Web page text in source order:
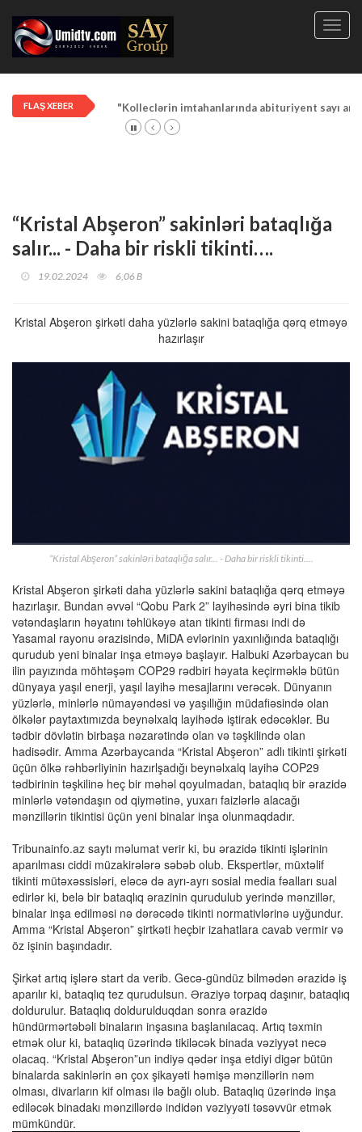
FLAŞ XEBER "Kolleclərin imtahanlarında abituriyent sayı
“Kristal Abşeron” sakinləri bataqlığa
salır... - Daha bir riskli tikinti….
19.02.2024 6,06 B
Kristal Abşeron şirkəti daha yüzlərlə sakini bataqlığa qərq etməyə
hazırlaşır
“Kristal Abşeron” sakinləri bataqlığa salır... - Daha bir riskli tikinti….
Kristal Abşeron şirkəti daha yüzlərlə sakini bataqlığa qərq etməyə
hazırlaşır. Bundan əvvəl “Qobu Park 2” layihəsində əyri bina tikib
vətəndaşların həyatını təhlükəyə atan tikinti firması indi də
Yasamal rayonu ərazisində, MiDA evlərinin yaxınlığında bataqlığı
qurudub yeni binalar inşa etməyə başlayır. Halbuki Azərbaycan bu
ilin payızında möhtəşəm COP29 rədbiri həyata keçirməklə bütün
dünyaya yaşıl enerji, yaşıl layihə mesajlarını verəcək. Dünyanın
yüzlərlə, minlərlə nümayəndəsi və yaşıllığın müdafiəsində olan
ölkələr paytaxtımızda beynəlxalq layihədə iştirak edəcəklər. Bu
tədbir dövlətin birbaşa nəzarətində olan və təşkilində olan
hadisədir. Amma Azərbaycanda “Kristal Abşeron” adlı tikinti şirkəti
üçün ölkə rəhbərliyinin hazırlşadığı beynəlxalq layihə COP29
tədbirinin təşkilinə heç bir məhəl qoyulmadan, bataqlıq bir ərazidə
minlərlə vətəndaşın od qiymətinə, yuxarı faizlərlə alacağı
mənzillərin tikintisi üçün yeni binalar inşa olunmaqdadır.
Tribunainfo.az saytı məlumat verir ki, bu ərazidə tikinti işlərinin
aparılması ciddi müzakirələrə səbəb olub. Ekspertlər, müxtəlif
tikinti mütəxəssisləri, eləcə də ayrı-ayrı sosial media fəalları sual
edirlər ki, belə bir bataqlıq ərazinin qurudulub yerində mənzillər,
binalar inşa edilməsi nə dərəcədə tikinti normativlərinə uyğundur.
Amma “Kristal Abşeron” şirtkəti heçbir izahatlara cavab vermir və
öz işinin başındadır.
Şirkət artıq işlərə start da verib. Gecə-gündüz bilmədən ərazidə iş
aparılır ki, bataqlıq tez qurudulsun. Əraziyə torpaq daşınır, bataqlıq
doldurulur. Bataqlıq doldurulduqdan sonra ərazidə
hündürmərtəbəli binaların inşasına başlanılacaq. Artıq təxmin
etmək olur ki, bataqlıq üzərində tikiləcək binada vəziyyət necə
olacaq. “Kristal Abşeron”un indiyə qədər inşa etdiyi digər bütün
binalarda sakinlərin ən çox şikayəti həmişə mənzillərin nəm
olması, divarların kif olması ilə bağlı olub. Bataqlıq üzərində inşa
ediləcək binadakı mənzillərdə indidən vəziyyəti təsəvvür etmək
mümkündür.